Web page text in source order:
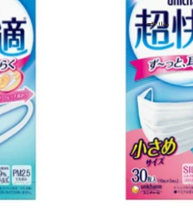
MAQuillAGE
MiMC
MINON
N
Napla
Naturaglace
O
Obagi - 香港 Dermacept
底妝
彩妝
工具